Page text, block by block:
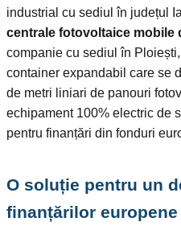
industrial cu sediul în județul
centrale fotovoltaice mobile
companie cu sediul în
container expandabil care se
de metri liniari de panouri
echipament 100% electric de
pentru finanțări din fonduri
O soluție pentru un
finanțărilor europene